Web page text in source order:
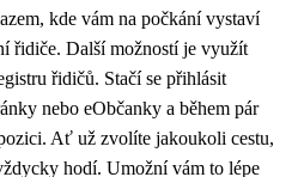
kde vám na počkání vystaví
řidiče. Další možností je využít
řidičů. Stačí se přihlásit
nebo eObčanky a během pár
Ať už zvolíte jakoukoli cestu,
hodí. Umožní vám to lépe